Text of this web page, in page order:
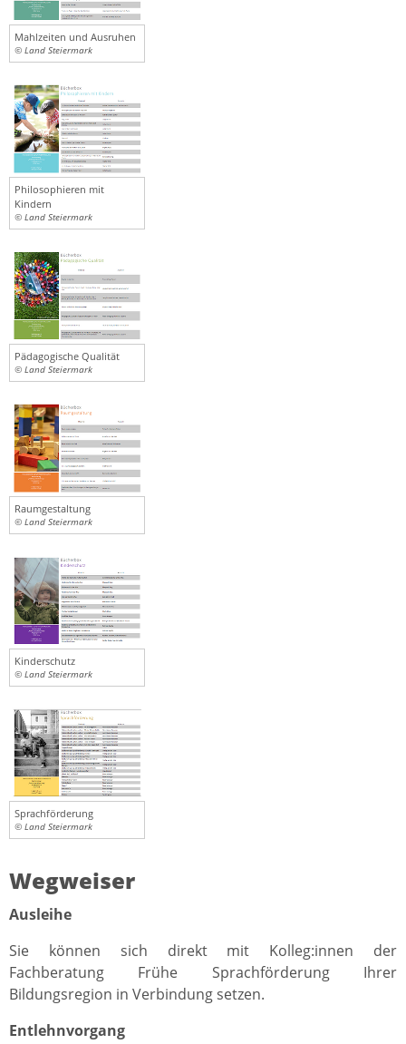
Mahlzeiten und Ausruhen
© Land Steiermark
Philosophieren mit
Kindern
© Land Steiermark
Pädagogische Qualität
© Land Steiermark
Raumgestaltung
© Land Steiermark
Kinderschutz
© Land Steiermark
Sprachförderung
© Land Steiermark
Wegweiser
Ausleihe
Sie können sich direkt mit Kolleg:innen der
Fachberatung Frühe Sprachförderung Ihrer
Bildungsregion in Verbindung setzen.
Entlehnvorgang